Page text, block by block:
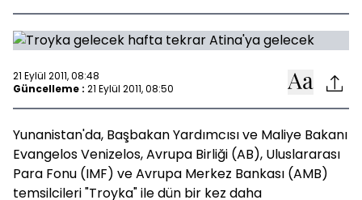
21 Eylül 2011, 08:48
Güncelleme : 21 Eylül 2011, 08:50
Yunanistan'da, Başbakan Yardımcısı ve Maliye Bakanı
Evangelos Venizelos, Avrupa Birliği (AB), Uluslararası
Para Fonu (IMF) ve Avrupa Merkez Bankası (AMB)
temsilcileri "Troyka" ile dün bir kez daha